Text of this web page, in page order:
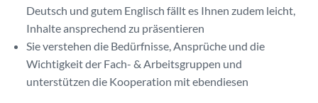
Deutsch und gutem Englisch fällt es Ihnen zudem leicht,
Inhalte ansprechend zu präsentieren
Sie verstehen die Bedürfnisse, Ansprüche und die
Wichtigkeit der Fach- & Arbeitsgruppen und
unterstützen die Kooperation mit ebendiesen